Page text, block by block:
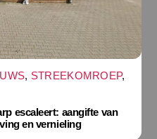
, STREEKOMROEP,
escaleert: aangifte van
en vernieling